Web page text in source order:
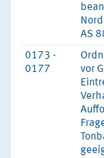
AS
0173 -
0177
vor